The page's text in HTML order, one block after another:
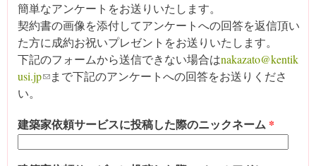
簡単なアンケートをお送りいたします。
契約書の画像を添付してアンケートへの回答を返信頂い
た方に成約お祝いプレゼントをお送りいたします。
下記のフォームから送信できない場合はnakazato@kentik
usi.jp(link sends e-mail)
まで下記のアンケートへの回答をお送りくださ
い。
建築家依頼サービスに投稿した際のニックネーム *